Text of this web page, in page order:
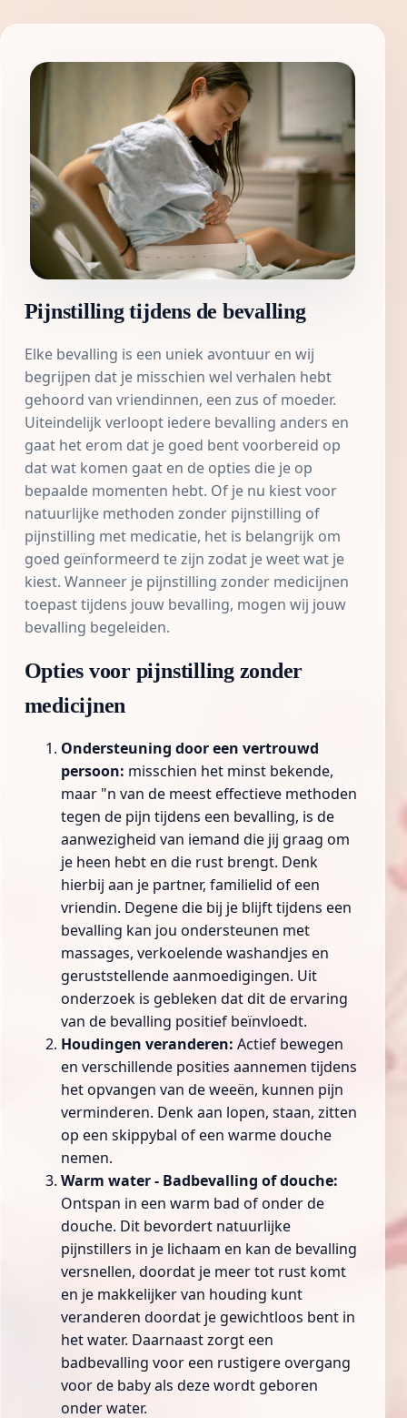
Pijnstilling tijdens de bevalling
Elke bevalling is een uniek avontuur en wij
begrijpen dat je misschien wel verhalen hebt
gehoord van vriendinnen, een zus of moeder.
Uiteindelijk verloopt iedere bevalling anders en
gaat het erom dat je goed bent voorbereid op
dat wat komen gaat en de opties die je op
bepaalde momenten hebt. Of je nu kiest voor
natuurlijke methoden zonder pijnstilling of
pijnstilling met medicatie, het is belangrijk om
goed geïnformeerd te zijn zodat je weet wat je
kiest. Wanneer je pijnstilling zonder medicijnen
toepast tijdens jouw bevalling, mogen wij jouw
bevalling begeleiden.
Opties voor pijnstilling zonder
medicijnen
Ondersteuning door een vertrouwd
persoon: misschien het minst bekende,
maar "n van de meest effectieve methoden
tegen de pijn tijdens een bevalling, is de
aanwezigheid van iemand die jij graag om
je heen hebt en die rust brengt. Denk
hierbij aan je partner, familielid of een
vriendin. Degene die bij je blijft tijdens een
bevalling kan jou ondersteunen met
massages, verkoelende washandjes en
geruststellende aanmoedigingen. Uit
onderzoek is gebleken dat dit de ervaring
van de bevalling positief beïnvloedt.
Houdingen veranderen: Actief bewegen
en verschillende posities aannemen tijdens
het opvangen van de weeën, kunnen pijn
verminderen. Denk aan lopen, staan, zitten
op een skippybal of een warme douche
nemen.
Warm water - Badbevalling of douche:
Ontspan in een warm bad of onder de
douche. Dit bevordert natuurlijke
pijnstillers in je lichaam en kan de bevalling
versnellen, doordat je meer tot rust komt
en je makkelijker van houding kunt
veranderen doordat je gewichtloos bent in
het water. Daarnaast zorgt een
badbevalling voor een rustigere overgang
voor de baby als deze wordt geboren
onder water.